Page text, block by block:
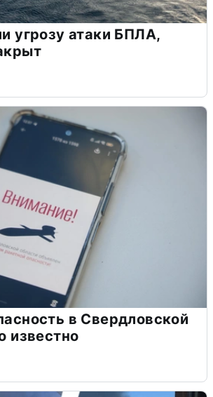
угрозу атаки БПЛА,
в Свердловской
известно